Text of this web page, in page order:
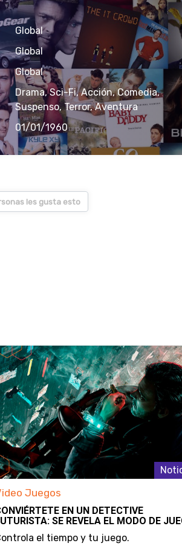
Global
Global
Global
Drama, Sci-Fi, Acción, Comedia,
Suspenso, Terror, Aventura
01/01/1960
les gusta esto
Juegos
EN UN DETECTIVE
SE REVELA EL MODO DE
LA FECHA DE LANZAMIENTO DE
TO DIE
el tiempo y tu juego.